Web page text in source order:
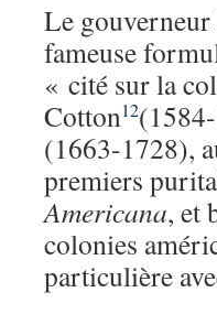
Le
fameuse
« cité sur la
Cotton12
(1663-1728),
premiers
Americana, et
colonies
particulière